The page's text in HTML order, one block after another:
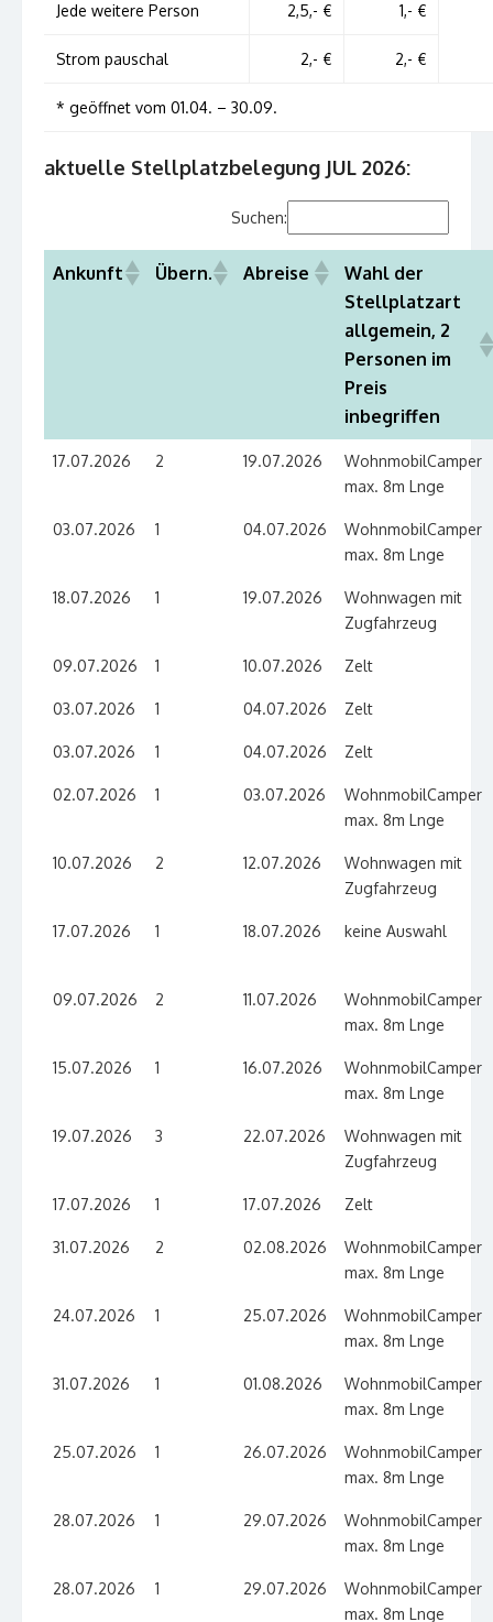
Jede weitere Person 2,5,- € 1,- €
Strom pauschal 2,- € 2,- €
* geöffnet vom 01.04. – 30.09.
aktuelle Stellplatzbelegung JUL 2026:
Suchen:
Ankunft Übern. Abreise
Wahl der
Stellplatzart
allgemein, 2
Personen im
Preis
inbegriffen
17.07.2026 2 19.07.2026
WohnmobilCamper
max. 8m Lnge
03.07.2026 1 04.07.2026
WohnmobilCamper
max. 8m Lnge
18.07.2026 1 19.07.2026
Wohnwagen mit
Zugfahrzeug
09.07.2026 1 10.07.2026 Zelt
03.07.2026 1 04.07.2026 Zelt
03.07.2026 1 04.07.2026 Zelt
02.07.2026 1 03.07.2026
WohnmobilCamper
max. 8m Lnge
10.07.2026 2 12.07.2026
Wohnwagen mit
Zugfahrzeug
17.07.2026 1 18.07.2026 keine Auswahl
09.07.2026 2 11.07.2026
WohnmobilCamper
max. 8m Lnge
15.07.2026 1 16.07.2026
WohnmobilCamper
max. 8m Lnge
19.07.2026 3 22.07.2026
Wohnwagen mit
Zugfahrzeug
17.07.2026 1 17.07.2026 Zelt
31.07.2026 2 02.08.2026
WohnmobilCamper
max. 8m Lnge
24.07.2026 1 25.07.2026
WohnmobilCamper
max. 8m Lnge
31.07.2026 1 01.08.2026
WohnmobilCamper
max. 8m Lnge
25.07.2026 1 26.07.2026
WohnmobilCamper
max. 8m Lnge
28.07.2026 1 29.07.2026
WohnmobilCamper
max. 8m Lnge
28.07.2026 1 29.07.2026
WohnmobilCamper
max. 8m Lnge